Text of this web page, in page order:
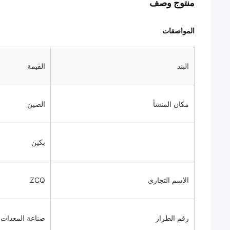
منتوج وصف
المواصفات
البند القيمة
مكان المنشأ الصين
بكين
الاسم التجاري ZCQ
رقم الطراز صناعة المعدات